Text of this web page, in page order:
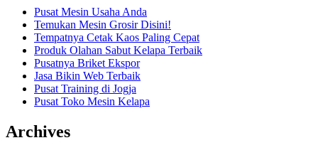
Pusat Mesin Usaha Anda
Temukan Mesin Grosir Disini!
Tempatnya Cetak Kaos Paling Cepat
Produk Olahan Sabut Kelapa Terbaik
Pusatnya Briket Ekspor
Jasa Bikin Web Terbaik
Pusat Training di Jogja
Pusat Toko Mesin Kelapa
Archives